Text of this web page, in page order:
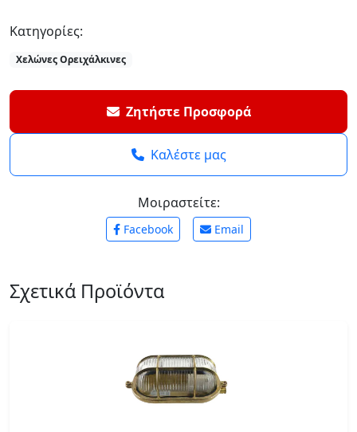
Κατηγορίες:
Χελώνες Ορειχάλκινες
Ζητήστε Προσφορά
Καλέστε μας
Μοιραστείτε:
Facebook Email
Σχετικά Προϊόντα